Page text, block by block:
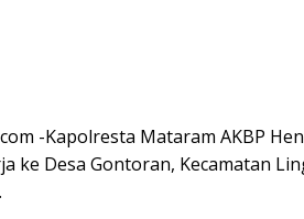
-Kapolresta Mataram AKBP
ke Desa Gontoran, Kecamatan